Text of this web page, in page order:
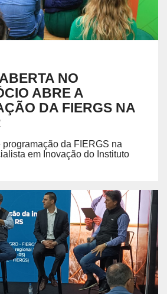
NO
ABRE A
DA FIERGS NA
da FIERGS na
em Inovação do Instituto